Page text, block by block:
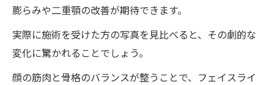
膨らみや二重顎の改善が期待できます。
実際に施術を受けた方の写真を見比べると、その劇的な
変化に驚かれることでしょう。
顔の筋肉と骨格のバランスが整うことで、フェイスライ